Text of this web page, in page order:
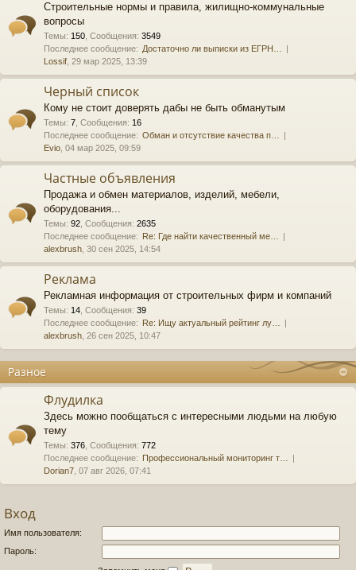
Строительные нормы и правила, жилищно-коммунальные
вопросы
Темы: 150 Сообщения: 3549
Последнее сообщение: Достаточно ли выписки из ЕГРН…
Lossif , 29 мар 2025, 13:39
Черный список
Кому не стоит доверять дабы не быть обманутым
Темы: 7 Сообщения: 16
Последнее сообщение: Обман и отсутствие качества п…
Evio , 04 мар 2025, 09:59
Частные объявления
Продажа и обмен материалов, изделий, мебели,
оборудования...
Темы: 92 Сообщения: 2635
Последнее сообщение: Re: Где найти качественный ме…
alexbrush , 30 сен 2025, 14:54
Реклама
Рекламная информация от строительных фирм и компаний
Темы: 14 Сообщения: 39
Последнее сообщение: Re: Ищу актуальный рейтинг лу…
alexbrush , 26 сен 2025, 10:47
Разное
Флудилка
Здесь можно пообщаться с интересными людьми на любую
тему
Темы: 376 Сообщения: 772
Последнее сообщение: Профессиональный мониторинг т…
Dorian7 , 07 авг 2026, 07:41
Вход
Имя пользователя:
Пароль: